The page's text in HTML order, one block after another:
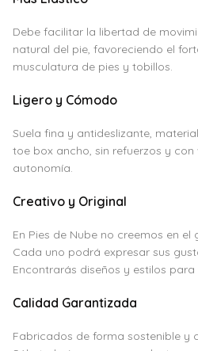
Debe facilitar la libertad de
natural del pie, favoreciendo el
musculatura de pies y tobillos.
Ligero y Cómodo
Suela fina y antideslizante,
toe box ancho, sin refuerzos y
autonomía.
Creativo y Original
En Pies de Nube no creemos en el
Cada uno podrá expresar sus
Encontrarás diseños y estilos para
Calidad Garantizada
Fabricados de forma sostenible y